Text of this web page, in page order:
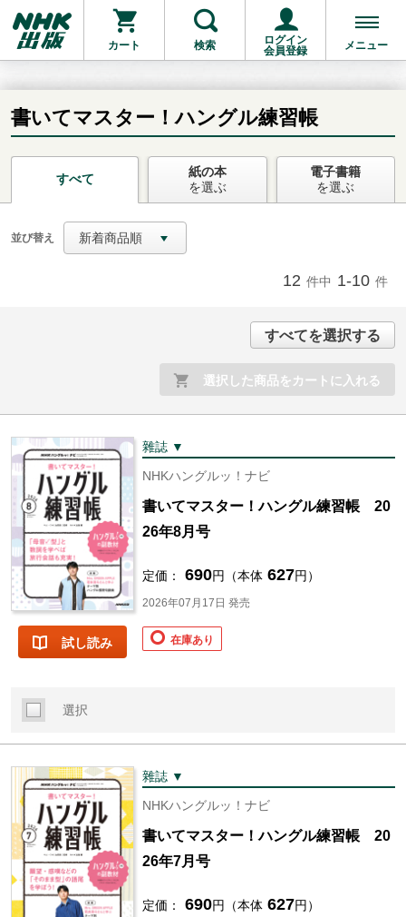
カート 検索
ログイン
会員登録
メニュー
お支払いに進む
他にも商品を買う
書いてマスター！ハングル練習帳
すべて
紙の本
を選ぶ
電子書籍
を選ぶ
並び替え 新着商品順
12 件中 1-10 件
すべてを選択する
選択した商品をカートに入れる
試し読み
雜誌 ▼
NHKハングルッ！ナビ
書いてマスター！ハングル練習帳 20
26年8月号
定価： 690円（本体 627円）
2026年07月17日 発売
在庫あり
選択
雜誌 ▼
NHKハングルッ！ナビ
書いてマスター！ハングル練習帳 20
26年7月号
定価： 690円（本体 627円）